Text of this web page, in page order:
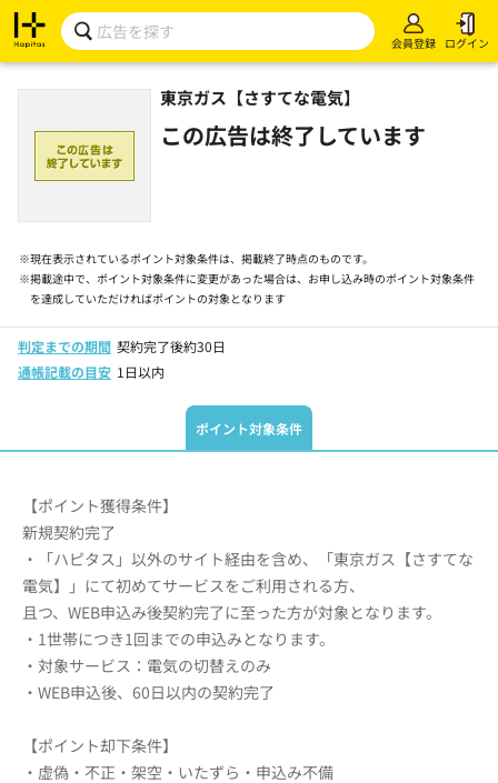
会員登録 ログイン
東京ガス【さすてな電気】
この広告は終了しています
※現在表示されているポイント対象条件は、掲載終了時点のものです。
※掲載途中で、ポイント対象条件に変更があった場合は、お申し込み時のポイント対象条件
を達成していただければポイントの対象となります
判定までの期間 契約完了後約30日
通帳記載の目安 1日以内
ポイント対象条件
【ポイント獲得条件】
新規契約完了
・「ハピタス」以外のサイト経由を含め、「東京ガス【さすてな
電気】」にて初めてサービスをご利用される方、
且つ、WEB申込み後契約完了に至った方が対象となります。
・1世帯につき1回までの申込みとなります。
・対象サービス：電気の切替えのみ
・WEB申込後、60日以内の契約完了
【ポイント却下条件】
・虚偽・不正・架空・いたずら・申込み不備